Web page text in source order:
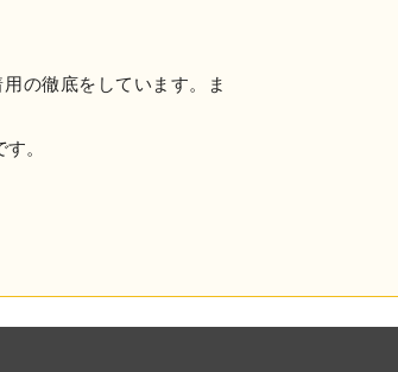
の徹底をしています。ま
。